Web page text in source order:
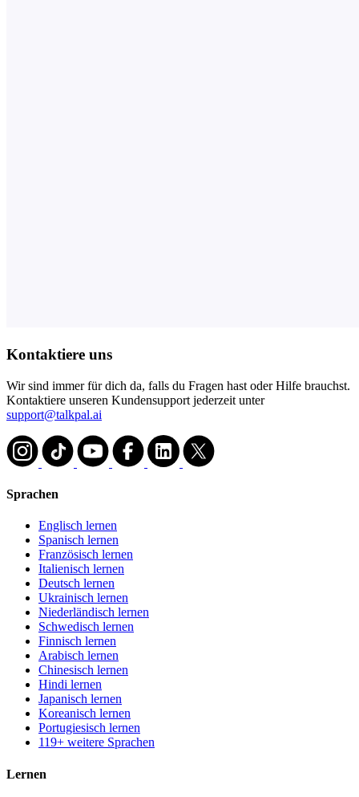
Kontaktiere uns
Wir sind immer für dich da, falls du Fragen hast oder Hilfe brauchst.
Kontaktiere unseren Kundensupport jederzeit unter
support@talkpal.ai
Sprachen
Englisch lernen
Spanisch lernen
Französisch lernen
Italienisch lernen
Deutsch lernen
Ukrainisch lernen
Niederländisch lernen
Schwedisch lernen
Finnisch lernen
Arabisch lernen
Chinesisch lernen
Hindi lernen
Japanisch lernen
Koreanisch lernen
Portugiesisch lernen
119+ weitere Sprachen
Lernen